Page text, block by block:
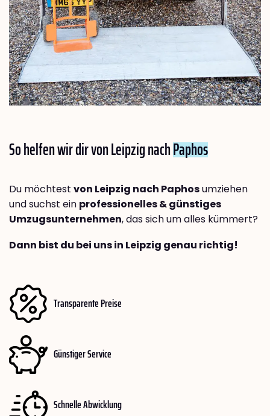
So helfen wir dir von Leipzig nachPaphos
Du möchtest von Leipzig nach Paphosumziehen
und suchst ein professionelles & günstiges
Umzugsunternehmen, das sich um alles kümmert?
Dann bist du bei uns in Leipzig genau richtig!
Transparente Preise
Günstiger Service
Schnelle Abwicklung